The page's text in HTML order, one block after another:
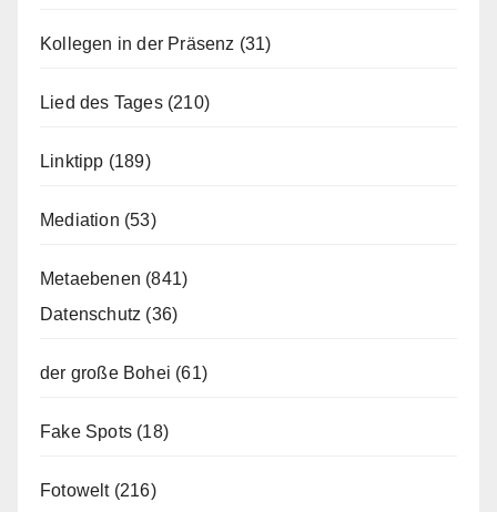
Kollegen in der Präsenz (31)
Lied des Tages(210)
Linktipp (189)
Mediation (53)
Metaebenen (841)
Datenschutz (36)
der große Bohei (61)
Fake Spots (18)
Fotowelt(216)